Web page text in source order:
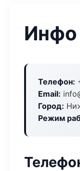
Инфо
Телефон:
Email:
Город:
Режим